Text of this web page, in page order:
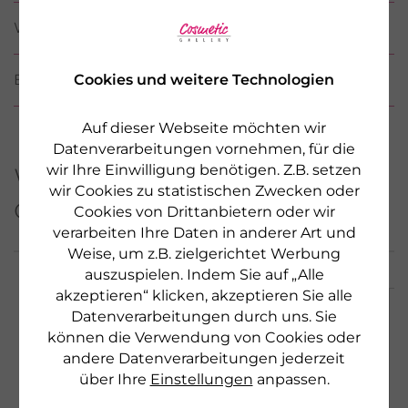
Cookies und weitere Technologien
Auf dieser Webseite möchten wir
Datenverarbeitungen vornehmen, für die
wir Ihre Einwilligung benötigen. Z.B. setzen
wir Cookies zu statistischen Zwecken oder
Cookies von Drittanbietern oder wir
verarbeiten Ihre Daten in anderer Art und
Weise, um z.B. zielgerichtet Werbung
auszuspielen. Indem Sie auf „Alle
akzeptieren“ klicken, akzeptieren Sie alle
Datenverarbeitungen durch uns. Sie
können die Verwendung von Cookies oder
andere Datenverarbeitungen jederzeit
über Ihre Einstellungen anpassen.
WIRKSTOFFE / INCI
BEWERTUNGEN (2)
Weitere Produkte aus
dieser Serie